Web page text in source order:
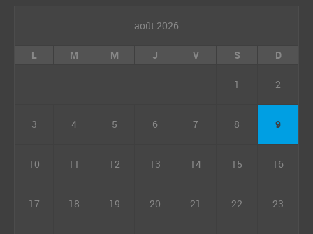
août 2026
L M M J V S D
1 2
3 4 5 6 7 8 9
10 11 12 13 14 15 16
17 18 19 20 21 22 23